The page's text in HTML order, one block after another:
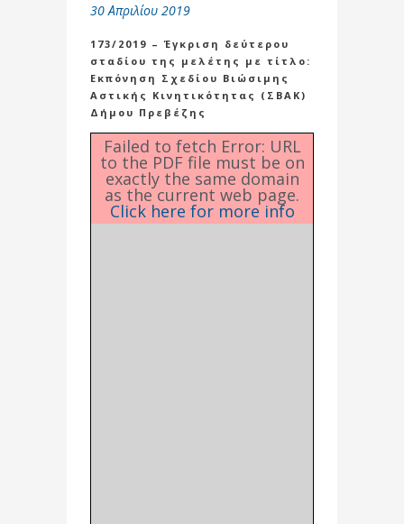
30 Απριλίου 2019
173/2019 – Έγκριση δεύτερου
σταδίου της μελέτης με τίτλο:
Εκπόνηση Σχεδίου Βιώσιμης
Αστικής Κινητικότητας (ΣΒΑΚ)
Δήμου Πρεβέζης
Failed to fetch Error: URL
to the PDF file must be on
exactly the same domain
as the current web page.
Click here for more info